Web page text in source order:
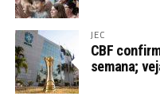
JEC
CBF
semana;